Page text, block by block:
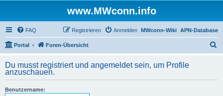
www.MWconn.info
FAQ APN-Database
MWconn-Wiki
Anmelden
Registrieren
Portal Foren-Übersicht
h
Du musst registriert und angemeldet sein, um Profile
anzuschauen.
Benutzername: